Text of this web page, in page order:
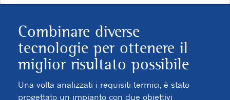
Combinare diverse
tecnologie per ottenere il
miglior risultato possibile
Una volta analizzati i requisiti termici, è stato
progettato un impianto con due obiettivi